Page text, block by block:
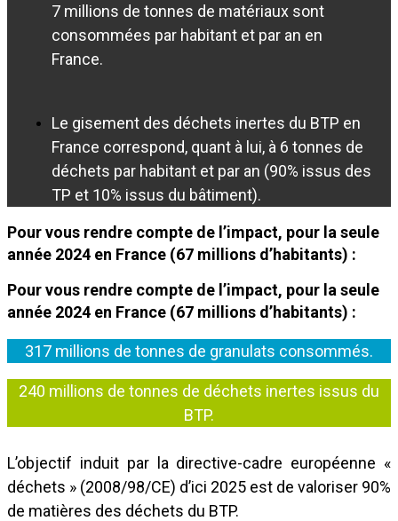
7 millions de tonnes de matériaux sont
consommées par habitant et par an en
France.
Le gisement des déchets inertes du BTP en
France correspond, quant à lui, à 6 tonnes de
déchets par habitant et par an (90% issus des
TP et 10% issus du bâtiment).
Pour vous rendre compte de l’impact, pour la seule
année 2024 en France (67 millions d’habitants) :
Pour vous rendre compte de l’impact, pour la seule
année 2024 en France (67 millions d’habitants) :
317 millions de tonnes de granulats consommés.
240 millions de tonnes de déchets inertes issus du
BTP.
L’objectif induit par la directive-cadre européenne «
déchets » (2008/98/CE) d’ici 2025 est de valoriser 90%
de matières des déchets du BTP.